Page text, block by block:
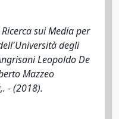
sui Media per
degli
Leopoldo De
Mazzeo
- (2018).